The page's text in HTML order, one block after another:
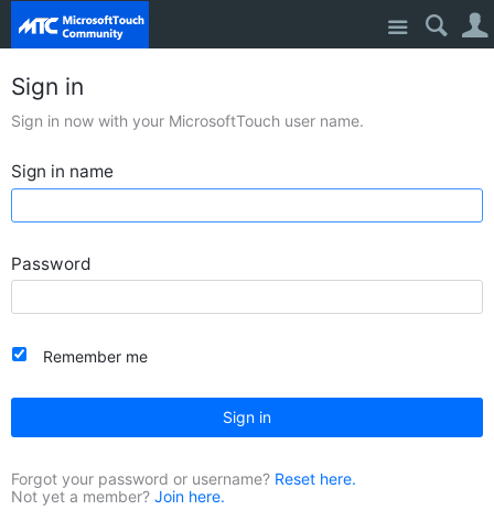
Site
Sign in
Sign in now with your MicrosoftTouch user name.
Sign in name
Password
Remember me
Sign in
Forgot your password or username? Reset here.
Not yet a member? Join here.